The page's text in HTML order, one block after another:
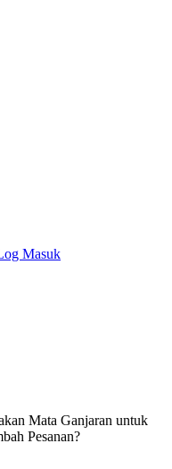
Masuk
Mata Ganjaran untuk
Pesanan?